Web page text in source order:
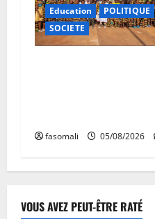
Education
POLITIQUE
SOCIETE
fasomali 05/08/2026
VOUS AVEZ PEUT-ÊTRE RATÉ